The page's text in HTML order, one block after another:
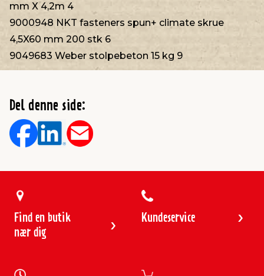
mm X 4,2m 4
9000948 NKT fasteners spun+ climate skrue
4,5X60 mm 200 stk 6
9049683 Weber stolpebeton 15 kg 9
Del denne side:
Find en butik
nær dig
Kundeservice